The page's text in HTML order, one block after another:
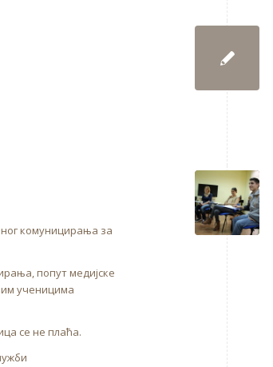
комуницирања за
попут медијске
ученицима
се не плаћа.